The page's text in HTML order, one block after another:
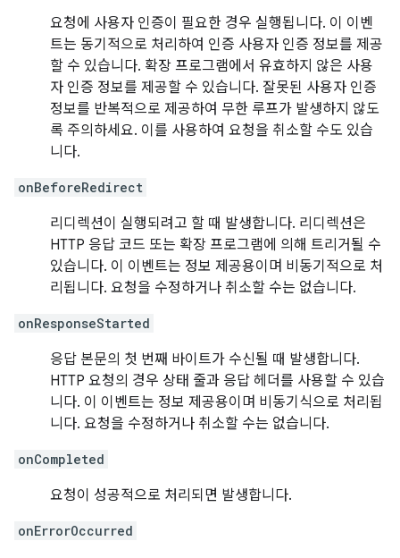
요청에 사용자 인증이 필요한 경우 실행됩니다. 이 이벤
트는 동기적으로 처리하여 인증 사용자 인증 정보를 제공
할 수 있습니다. 확장 프로그램에서 유효하지 않은 사용
자 인증 정보를 제공할 수 있습니다. 잘못된 사용자 인증
정보를 반복적으로 제공하여 무한 루프가 발생하지 않도
록 주의하세요. 이를 사용하여 요청을 취소할 수도 있습
니다.
onBeforeRedirect
리디렉션이 실행되려고 할 때 발생합니다. 리디렉션은
HTTP 응답 코드 또는 확장 프로그램에 의해 트리거될 수
있습니다. 이 이벤트는 정보 제공용이며 비동기적으로 처
리됩니다. 요청을 수정하거나 취소할 수는 없습니다.
onResponseStarted
응답 본문의 첫 번째 바이트가 수신될 때 발생합니다.
HTTP 요청의 경우 상태 줄과 응답 헤더를 사용할 수 있습
니다. 이 이벤트는 정보 제공용이며 비동기식으로 처리됩
니다. 요청을 수정하거나 취소할 수는 없습니다.
onCompleted
요청이 성공적으로 처리되면 발생합니다.
onErrorOccurred